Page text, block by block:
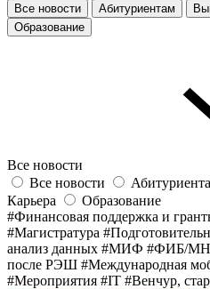
Все новости Абитуриентам
Образование
Все новости
Все новости
Карьера
Образование
#Финансовая поддержка и
#Магистратура
анализ данных #МИФ #ФИБ/
после РЭШ #Международная
#Мероприятия #IT #Венчур,